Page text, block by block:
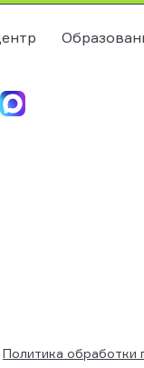
Политика обработки